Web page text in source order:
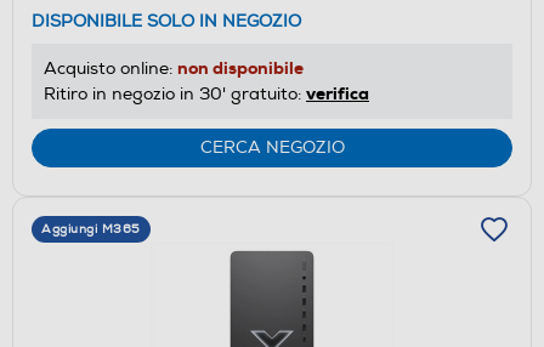
DISPONIBILE SOLO IN NEGOZIO
Acquisto online: non disponibile
Ritiro in negozio in 30' gratuito: verifica
CERCA NEGOZIO
Aggiungi M365